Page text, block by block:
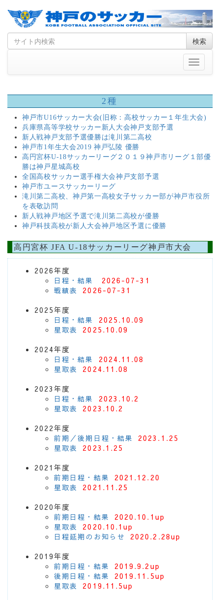
Skip
to
Search
for
検索
Toggle
2種
神戸市U16サッカー大会(旧称：高校サッカー１年生大会)
兵庫県高等学校サッカー新人大会神戸支部予選
新人戦神戸支部予選優勝は滝川第二高校
神戸市1年生大会2019 神戸弘陵 優勝
高円宮杯U-18サッカーリーグ２０１９神戸市リーグ１部優
勝は神戸星城高校
全国高校サッカー選手権大会神戸支部予選
神戸市ユースサッカーリーグ
滝川第二高校、神戸第一高校女子サッカー部が神戸市役所
を表敬訪問
新人戦神戸地区予選で滝川第二高校が優勝
神戸科技高校が新人大会神戸地区予選に優勝
高円宮杯 JFA U-18サッカーリーグ神戸市大会
2026年度
日程・結果
2026-07-31
戦績表
2026-07-31
2025年度
日程・結果
2025.10.09
星取表
2025.10.09
2024年度
日程・結果
2024.11.08
星取表
2024.11.08
2023年度
日程・結果
2023.10.2
星取表
2023.10.2
2022年度
前期／後期日程・結果
2023.1.25
星取表
2023.1.25
2021年度
前期日程・結果
2021.12.20
星取表
2021.11.25
2020年度
前期日程・結果
2020.10.1up
星取表
2020.10.1up
日程延期のお知らせ
2020.2.28up
2019年度
前期日程・結果
2019.9.2up
後期日程・結果
2019.11.5up
星取表
2019.11.5up